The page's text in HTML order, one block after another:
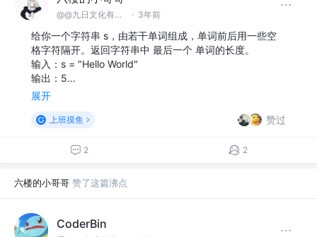
@@九日文化有限 公司 · 3年前
给你一个字符串 s，由若干单词组成，单词前后用一些空
格字符隔开。返回字符串中 最后一个 单词的长度。
输入：s = "Hello World"
输出：5…
展开
上班摸鱼 赞过
2 2
六楼的小哥哥 赞了这篇沸点
CoderBin